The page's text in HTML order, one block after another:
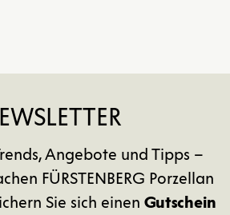
Angebote und Tipps –
FÜRSTENBERG Porzellan
Sie sich einen Gutschein